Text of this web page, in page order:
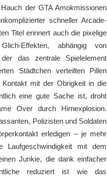
der GTA Amokmissionen
schneller Arcade-
Titel erinnert auch die pixelige
Effekten, abhängig von
das zentrale Spielelement
Städtchen verteilten Pillen
mit der Obrigkeit in die
eine gute Sache ist, droht
Over durch Hirnexplosion.
Polizisten und Soldaten
erledigen – je mehr
mit dem
Junkie, die dank einfacher
reduziert ist wie das